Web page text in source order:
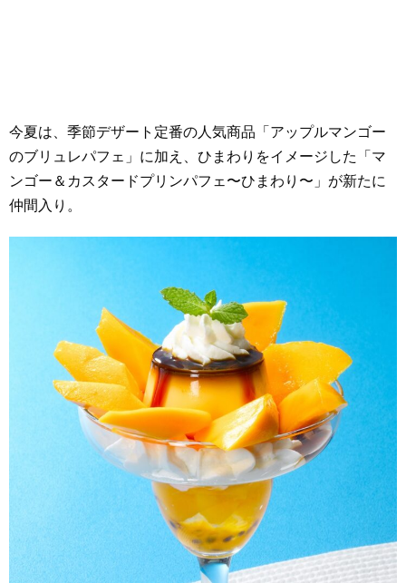
今夏は、季節デザート定番の人気商品「アップルマンゴー
のブリュレパフェ」に加え、ひまわりをイメージした「マ
ンゴー＆カスタードプリンパフェ〜ひまわり〜」が新たに
仲間入り。